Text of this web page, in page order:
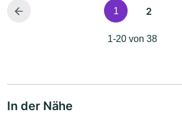
1 2
1-20 von 38
In der Nähe